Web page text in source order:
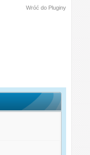
Wróć do Pluginy